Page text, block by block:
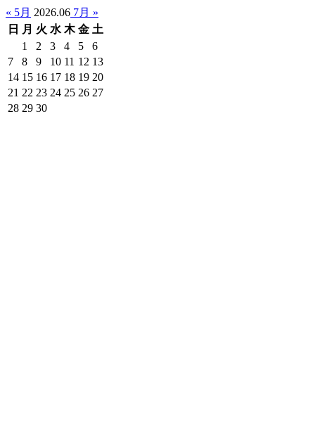
« 5月 2026.06 7月 »
日
月 火 水 木 金 土
1
2 3 4 5
6
7
8 9 10 11 12 13
14 15 16 17 18 19 20
21 22 23 24 25 26 27
28 29 30